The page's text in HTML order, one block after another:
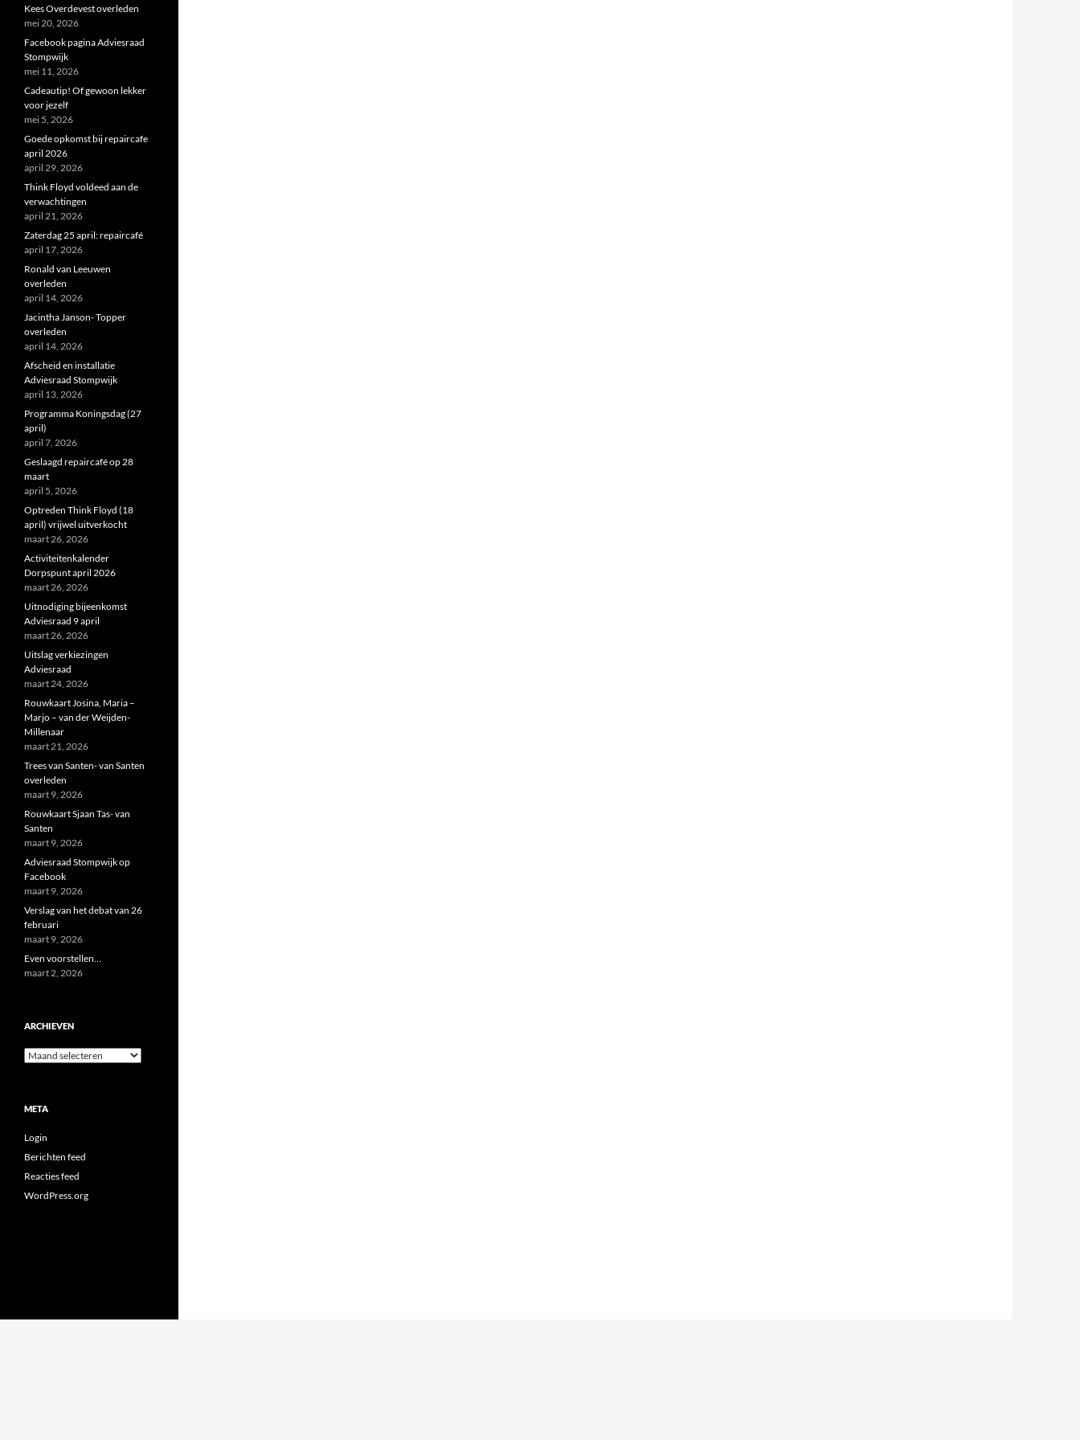
Kees Overdevest overleden
mei 20, 2026
Facebook pagina Adviesraad
Stompwijk
mei 11, 2026
Cadeautip! Of gewoon lekker
voor jezelf
mei 5, 2026
Goede opkomst bij repaircafe
april 2026
april 29, 2026
Think Floyd voldeed aan de
verwachtingen
april 21, 2026
Zaterdag 25 april: repaircafé
april 17, 2026
Ronald van Leeuwen
overleden
april 14, 2026
Jacintha Janson- Topper
overleden
april 14, 2026
Afscheid en installatie
Adviesraad Stompwijk
april 13, 2026
Programma Koningsdag (27
april)
april 7, 2026
Geslaagd repaircafé op 28
maart
april 5, 2026
Optreden Think Floyd (18
april) vrijwel uitverkocht
maart 26, 2026
Activiteitenkalender
Dorpspunt april 2026
maart 26, 2026
Uitnodiging bijeenkomst
Adviesraad 9 april
maart 26, 2026
Uitslag verkiezingen
Adviesraad
maart 24, 2026
Rouwkaart Josina, Maria –
Marjo – van der Weijden-
Millenaar
maart 21, 2026
Trees van Santen- van Santen
overleden
maart 9, 2026
Rouwkaart Sjaan Tas- van
Santen
maart 9, 2026
Adviesraad Stompwijk op
Facebook
maart 9, 2026
Verslag van het debat van 26
februari
maart 9, 2026
Even voorstellen…
maart 2, 2026
ARCHIEVEN
Archieven
META
Login
Berichten feed
Reacties feed
WordPress.org